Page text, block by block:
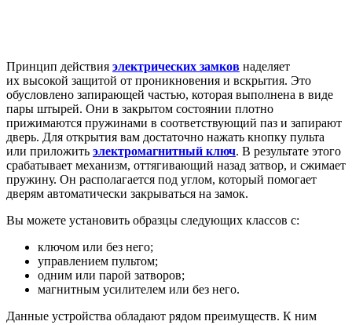
Принцип действия электрических замков наделяет
их высокой защитой от проникновения и вскрытия. Это
обусловлено запирающей частью, которая выполнена в виде
пары штырей. Они в закрытом состоянии плотно
прижимаются пружинами в соответствующий паз и запирают
дверь. Для открытия вам достаточно нажать кнопку пульта
или приложить электромагнитный ключ. В результате этого
срабатывает механизм, оттягивающий назад затвор, и сжимает
пружину. Он располагается под углом, который помогает
дверям автоматически закрываться на замок.
Вы можете установить образцы следующих классов с:
ключом или без него;
управлением пультом;
одним или парой затворов;
магнитным усилителем или без него.
Данные устройства обладают рядом преимуществ. К ним